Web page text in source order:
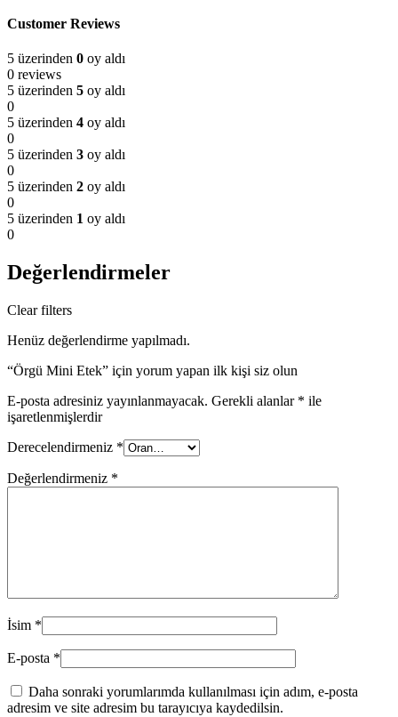
Customer Reviews
5 üzerinden 0 oy aldı
0 reviews
5 üzerinden 5 oy aldı
0
5 üzerinden 4 oy aldı
0
5 üzerinden 3 oy aldı
0
5 üzerinden 2 oy aldı
0
5 üzerinden 1 oy aldı
0
Değerlendirmeler
Clear filters
Henüz değerlendirme yapılmadı.
“Örgü Mini Etek” için yorum yapan ilk kişi siz olun
E-posta adresiniz yayınlanmayacak. Gerekli alanlar * ile
işaretlenmişlerdir
Derecelendirmeniz *
Değerlendirmeniz *
İsim *
E-posta *
Daha sonraki yorumlarımda kullanılması için adım, e-posta
adresim ve site adresim bu tarayıcıya kaydedilsin.